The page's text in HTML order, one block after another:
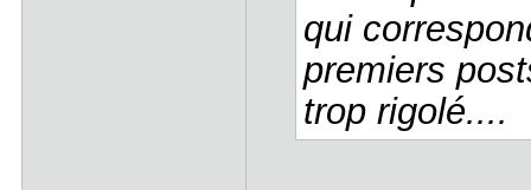
qui
premiers
trop rigolé....